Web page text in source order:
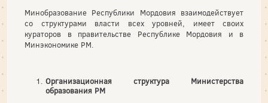
Минобразование Республики Мордовия взаимодействует
со структурами власти всех уровней, имеет своих
кураторов в правительстве Республике Мордовия и в
Минэкономике РМ.
Организационная структура Министерства
образования РМ